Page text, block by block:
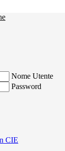
Nome Utente
Password
CIE